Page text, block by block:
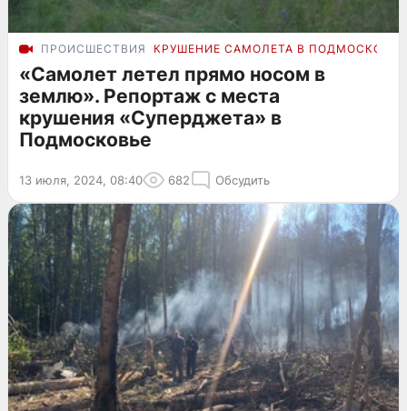
ПРОИСШЕСТВИЯ КРУШЕНИЕ САМОЛЕТА В ПОДМОСКОВЬЕ
«Самолет летел прямо носом в
землю». Репортаж с места
крушения «Суперджета» в
Подмосковье
13 июля, 2024, 08:40 682 Обсудить